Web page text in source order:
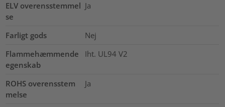
ELV overensstemmel
se
Ja
Farligt gods
Nej
Flammehæmmende
egenskab
Iht. UL94 V2
ROHS overensstem
melse
Ja